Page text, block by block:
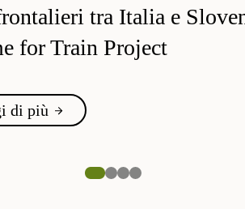
tra Italia e
for Train Project
di più